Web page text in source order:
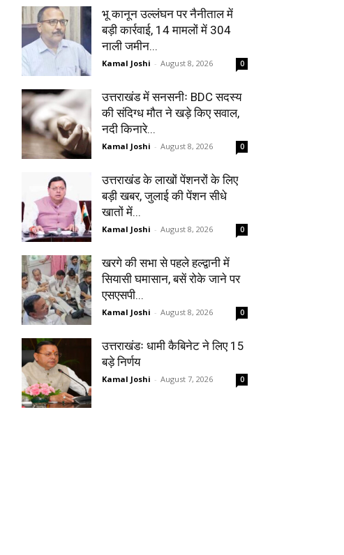
भू कानून उल्लंघन पर नैनीताल में
बड़ी कार्रवाई, 14 मामलों में 304
नाली जमीन...
Kamal Joshi - August 8, 2026 0
उत्तराखंड में सनसनीः BDC सदस्य
की संदिग्ध मौत ने खड़े किए सवाल,
नदी किनारे...
Kamal Joshi - August 8, 2026 0
उत्तराखंड के लाखों पेंशनरों के लिए
बड़ी खबर, जुलाई की पेंशन सीधे
खातों में...
Kamal Joshi - August 8, 2026 0
खरगे की सभा से पहले हल्द्वानी में
सियासी घमासान, बसें रोके जाने पर
एसएसपी...
Kamal Joshi - August 8, 2026 0
उत्तराखंडः धामी कैबिनेट ने लिए 15
बड़े निर्णय
Kamal Joshi - August 7, 2026 0